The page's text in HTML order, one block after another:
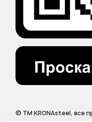
© ТМ KRONAsteel, все